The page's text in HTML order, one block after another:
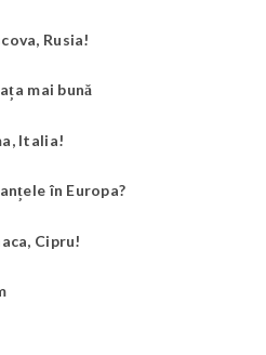
Rusia!
mai bună
Italia!
în Europa?
Cipru!